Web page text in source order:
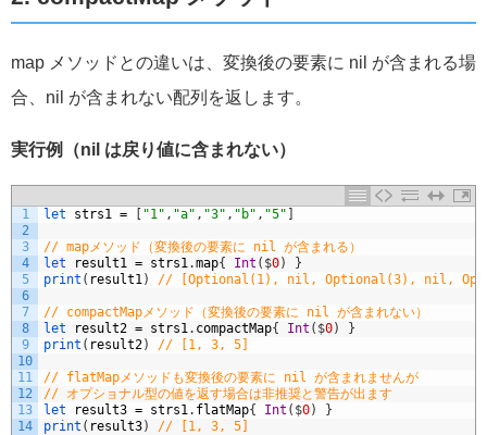
map メソッドとの違いは、変換後の要素に nil が含まれる場
合、nil が含まれない配列を返します。
実行例（nil は戻り値に含まれない）
1
2
3
4
5
6
7
8
9
10
11
12
13
14
let strs1 = "1" , "a" , "3" , "b" , "5"
// mapメソッド（変換後の要素に nil が含まれる）
let
result1 = strs1.map{ Int ( $0)
}
print ( result1) // [Optional(1), nil, Optional(3), nil,
// compactMapメソッド（変換後の要素に nil が含まれない）
let
result2 = strs1. compactMap{ Int ( $0)
}
print ( result2) // [1, 3, 5]
// flatMapメソッドも変換後の要素に nil が含まれませんが
// オプショナル型の値を返す場合は非推奨と警告が出ます
let
result3 = strs1. flatMap{ Int ( $0)
}
print ( result3) // [1, 3, 5]